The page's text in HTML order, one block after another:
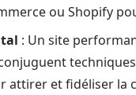
ou Shopify
: Un site
attirer et fidéliser la